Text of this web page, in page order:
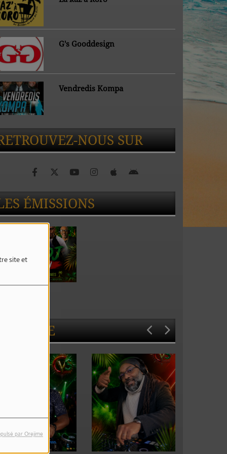
site et
par Orejime
G's Gooddesign
Vendredis Kompa
NOUS SUR
ÉMISSIONS